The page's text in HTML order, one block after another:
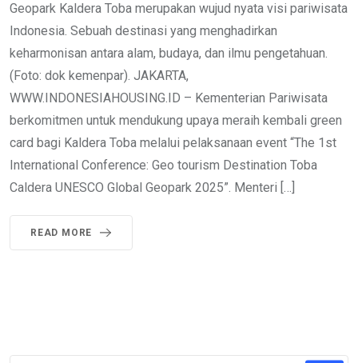
Geopark Kaldera Toba merupakan wujud nyata visi pariwisata
Indonesia. Sebuah destinasi yang menghadirkan
keharmonisan antara alam, budaya, dan ilmu pengetahuan.
(Foto: dok kemenpar). JAKARTA,
WWW.INDONESIAHOUSING.ID – Kementerian Pariwisata
berkomitmen untuk mendukung upaya meraih kembali green
card bagi Kaldera Toba melalui pelaksanaan event “The 1st
International Conference: Geo tourism Destination Toba
Caldera UNESCO Global Geopark 2025”. Menteri […]
READ MORE